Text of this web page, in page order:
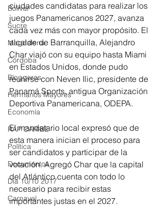
Bolívar
Sucre
Magdalena
Córdoba
Bloggeros
Hermanos Mayores
Economía
RAP CARIBE
Política
Documentos
Día 10/10 2017
Carnaval
ciudades candidatas para realizar los
juegos Panamericanos 2027, avanza
cada vez más con mayor propósito. El
alcalde de Barranquilla, Alejandro
Char viajó con su equipo hasta Miami
en Estados Unidos, donde pudo
reunirse con Neven Ilic, presidente de
Panamá Sports, antigua Organización
Deportiva Panamericana, ODEPA.
El mandatario local expresó que de
esta manera inician el proceso para
ser candidatos y participar de la
votación. Agregó Char que la capital
del Atlántico cuenta con todo lo
necesario para recibir estas
importantes justas en el 2027.